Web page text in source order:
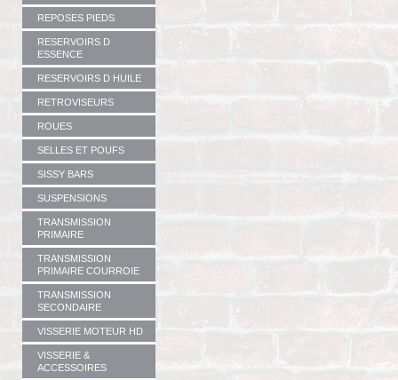
REPOSES PIEDS
RESERVOIRS D
ESSENCE
RESERVOIRS D HUILE
RETROVISEURS
ROUES
SELLES ET POUFS
SISSY BARS
SUSPENSIONS
TRANSMISSION
PRIMAIRE
TRANSMISSION
PRIMAIRE COURROIE
TRANSMISSION
SECONDAIRE
VISSERIE MOTEUR HD
VISSERIE &
ACCESSOIRES